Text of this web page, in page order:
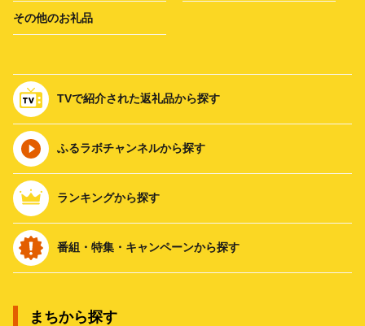
その他のお礼品
TVで紹介された返礼品から探す
ふるラボチャンネルから探す
ランキングから探す
番組・特集・キャンペーンから探す
まちから探す